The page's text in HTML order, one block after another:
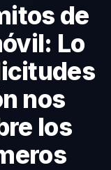
de
Lo
nos
los